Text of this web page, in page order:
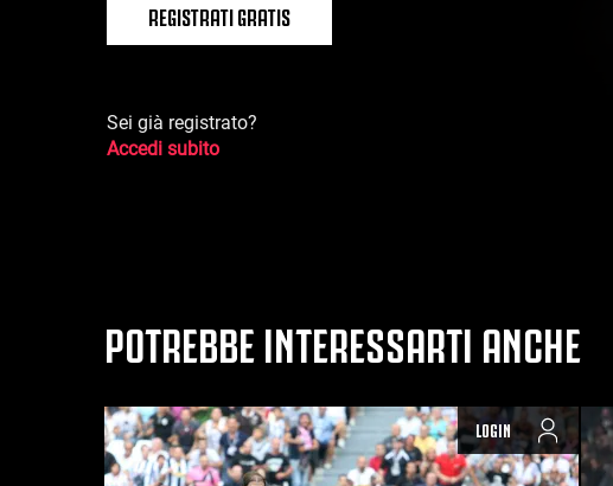
REGISTRATI GRATIS
Sei già registrato?
Accedi subito
POTREBBE INTERESSARTI ANCHE
LOGIN